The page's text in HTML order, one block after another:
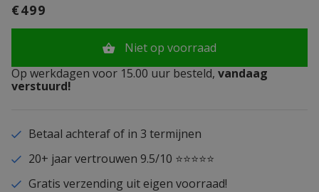
€499
Niet op voorraad
Op werkdagen voor 15.00 uur besteld, vandaag
verstuurd!
Betaal achteraf of in 3 termijnen
20+ jaar vertrouwen 9.5/10 ⭐⭐⭐⭐⭐
Gratis verzending uit eigen voorraad!